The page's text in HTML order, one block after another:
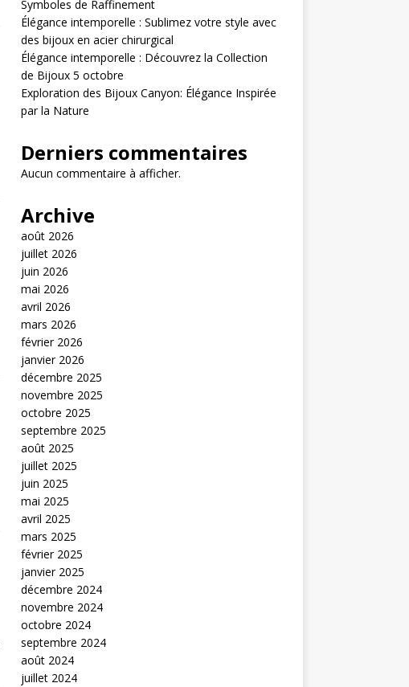
Symboles de Raffinement
Élégance intemporelle : Sublimez votre style avec
des bijoux en acier chirurgical
Élégance intemporelle : Découvrez la Collection
de Bijoux 5 octobre
Exploration des Bijoux Canyon: Élégance Inspirée
par la Nature
Derniers commentaires
Aucun commentaire à afficher.
Archive
août 2026
juillet 2026
juin 2026
mai 2026
avril 2026
mars 2026
février 2026
janvier 2026
décembre 2025
novembre 2025
octobre 2025
septembre 2025
août 2025
juillet 2025
juin 2025
mai 2025
avril 2025
mars 2025
février 2025
janvier 2025
décembre 2024
novembre 2024
octobre 2024
septembre 2024
août 2024
juillet 2024